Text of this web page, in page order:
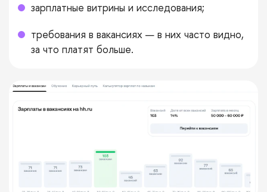
зарплатные витрины и исследования;
требования в вакансиях — в них часто видно,
за что платят больше.